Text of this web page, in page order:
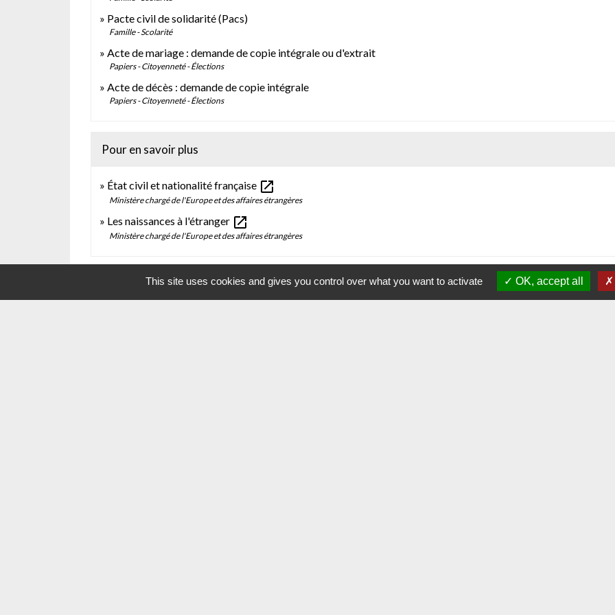
Pacte civil de solidarité (Pacs)
Famille - Scolarité
Acte de mariage : demande de copie intégrale ou d'extrait
Papiers - Citoyenneté - Élections
Acte de décès : demande de copie intégrale
Papiers - Citoyenneté - Élections
Pour en savoir plus
État civil et nationalité française open_in_new
Ministère chargé de l'Europe et des affaires étrangères
Les naissances à l'étranger open_in_new
Ministère chargé de l'Europe et des affaires étrangères
This site uses cookies and gives you control over what you want to activate OK, accept all